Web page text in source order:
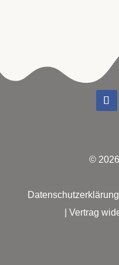
©
Datenschutzerklärung
Vertrag